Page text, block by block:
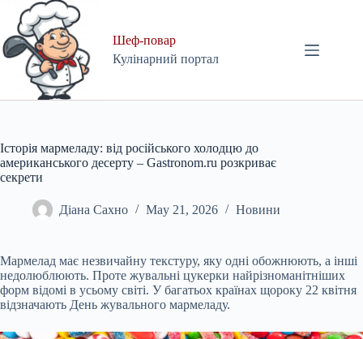
content
Шеф-повар
Кулінарний портал
Історія мармеладу: від російського холодцю до
американського десерту – Gastronom.ru розкриває
секрети
Діана Сахно May 21, 2026 Новини
Мармелад має незвичайну текстуру, яку одні обожнюють, а інші
недолюблюють. Проте жувальні цукерки найрізноманітніших
форм відомі в усьому світі. У багатьох країнах щороку 22 квітня
відзначають День жувального мармеладу.